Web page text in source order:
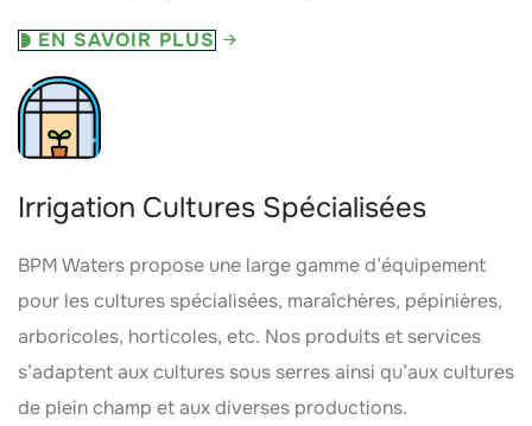
EN SAVOIR PLUS
Irrigation Cultures Spécialisées
BPM Waters propose une large gamme d’équipement
pour les cultures spécialisées, maraîchères, pépinières,
arboricoles, horticoles, etc. Nos produits et services
s’adaptent aux cultures sous serres ainsi qu’aux cultures
de plein champ et aux diverses productions.